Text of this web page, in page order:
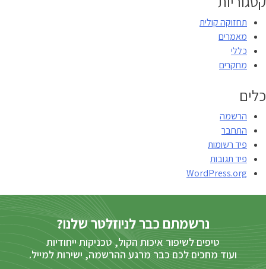
תחזוקה קולית
מאמרים
כללי
מחקרים
כלים
הרשמה
התחבר
פיד רשומות
פיד תגובות
WordPress.org
נרשמתם כבר לניוזלטר שלנו?
טיפים לשיפור איכות הקול, טכניקות ייחודיות
ועוד מחכים לכם כבר מרגע ההרשמה, ישירות למייל.